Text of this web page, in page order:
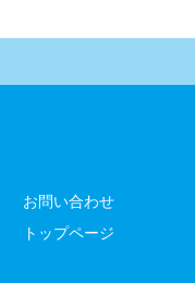
お問い合わせ
トップページ